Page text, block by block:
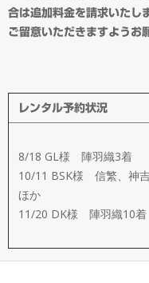
メ
イ
ド
製
作
武
合は追加料金を請求いたし
ご留意いただきますようお
レンタル予約状況
8/18 GL様 陣羽織3着
10/11 BSK様 信繁、神
ほか
11/20 DK様 陣羽織10着